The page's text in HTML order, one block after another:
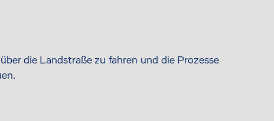
die Landstraße zu fahren und die Prozesse